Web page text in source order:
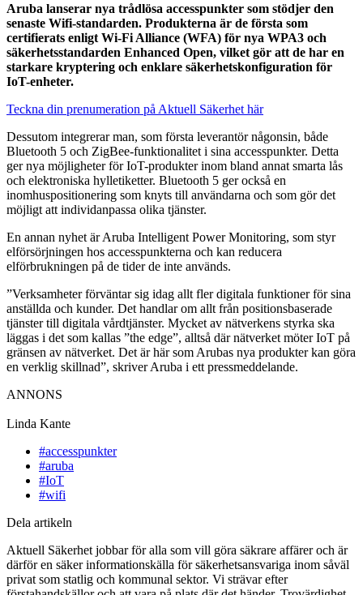
Aruba lanserar nya trådlösa accesspunkter som stödjer den
senaste Wifi-standarden. Produkterna är de första som
certifierats enligt Wi-Fi Alliance (WFA) för nya WPA3 och
säkerhetsstandarden Enhanced Open, vilket gör att de har en
starkare kryptering och enklare säkerhetskonfiguration för
IoT-enheter.
Teckna din prenumeration på Aktuell Säkerhet här
Dessutom integrerar man, som första leverantör någonsin, både
Bluetooth 5 och ZigBee-funktionalitet i sina accesspunkter. Detta
ger nya möjligheter för IoT-produkter inom bland annat smarta lås
och elektroniska hylletiketter. Bluetooth 5 ger också en
inomhuspositionering som knyts till användarna och som gör det
möjligt att individanpassa olika tjänster.
En annan nyhet är Aruba Intelligent Power Monitoring, som styr
elförsörjningen hos accesspunkterna och kan reducera
elförbrukningen på de tider de inte används.
”Verksamheter förväntar sig idag allt fler digitala funktioner för sina
anställda och kunder. Det handlar om allt från positionsbaserade
tjänster till digitala vårdtjänster. Mycket av nätverkens styrka ska
läggas i det som kallas ”the edge”, alltså där nätverket möter IoT på
gränsen av nätverket. Det är här som Arubas nya produkter kan göra
en verklig skillnad”, skriver Aruba i ett pressmeddelande.
ANNONS
Linda Kante
#accesspunkter
#aruba
#IoT
#wifi
Dela artikeln
Aktuell Säkerhet jobbar för alla som vill göra säkrare affärer och är
därför en säker informationskälla för säkerhetsansvariga inom såväl
privat som statlig och kommunal sektor. Vi strävar efter